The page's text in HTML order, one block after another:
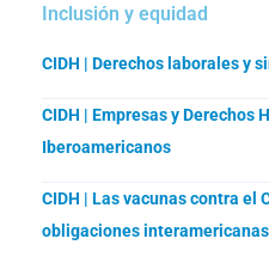
Inclusión y equidad
CIDH | Derechos laborales y
CIDH | Empresas y Derechos
Iberoamericanos
CIDH | Las vacunas contra el
obligaciones